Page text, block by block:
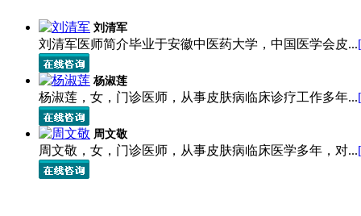
刘清军
刘清军医师简介毕业于安徽中医药大学，中国医学会皮...
杨淑莲
杨淑莲，女，门诊医师，从事皮肤病临床诊疗工作多年...
周文敬
周文敬，女，门诊医师，从事皮肤病临床医学多年，对...